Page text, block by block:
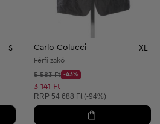
S Carlo Colucci XL
Férfi zakó
Kezdő ár:
5 583 Ft
Discount Price:
-43%
Csökkentett ár:
3 141 Ft
Ajánlott ár:
RRP 54 688 Ft (-94%)